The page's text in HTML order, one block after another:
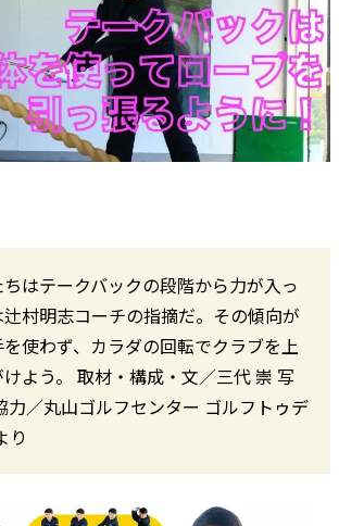
ちはテークバックの段階から力が入っ
村明志コーチの指摘だ。その傾向が
使わず、カラダの回転でクラブを上
よう。 取材・構成・文／三代 崇 写
／丸山ゴルフセンター ゴルフトゥデ
り